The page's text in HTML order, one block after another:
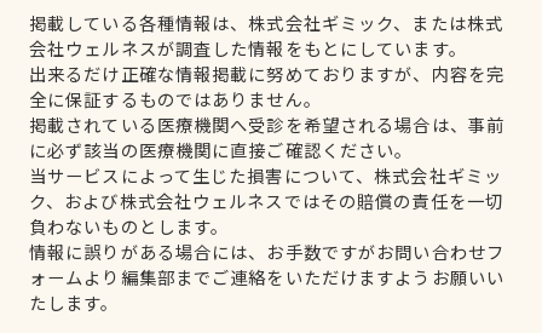
掲載している各種情報は、株式会社ギミック、または株式
会社ウェルネスが調査した情報をもとにしています。
出来るだけ正確な情報掲載に努めておりますが、内容を完
全に保証するものではありません。
掲載されている医療機関へ受診を希望される場合は、事前
に必ず該当の医療機関に直接ご確認ください。
当サービスによって生じた損害について、株式会社ギミッ
ク、および株式会社ウェルネスではその賠償の責任を一切
負わないものとします。
情報に誤りがある場合には、お手数ですがお問い合わせフ
ォームより編集部までご連絡をいただけますようお願いい
たします。